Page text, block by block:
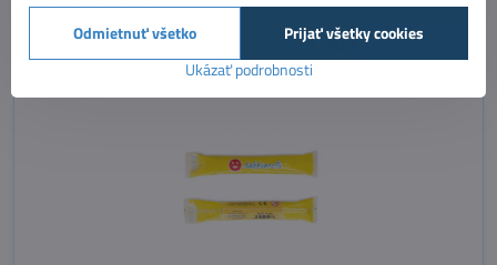
Dostupnosť:Skladom
1,50 € Do košíka
Ukázať podrobnosti
Prijať všetky cookies
Odmietnuť všetko